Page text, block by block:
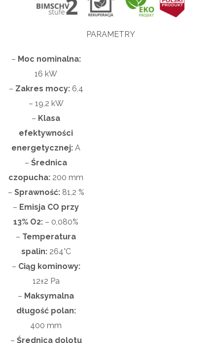
PARAMETRY
– Moc nominalna:
16 kW
– Zakres mocy: 6,4
– 19,2 kW
– Klasa
efektywności
energetycznej:A
–Średnica
czopucha: 200 mm
– Sprawność: 81,2 %
– Emisja CO przy
13% O2: – 0,080%
– Temperatura
spalin: 264°C
– Ciąg kominowy:
12±2 Pa
– Maksymalna
długość polan:
400 mm
– Średnica dolotu